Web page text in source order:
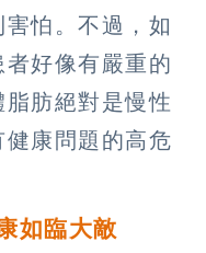
怕。不過，如
好像有嚴重的
肪絕對是慢性
康問題的高危
如臨大敵